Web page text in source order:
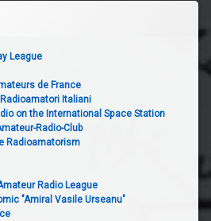
League
de France
Italiani
on the International Space Station
Radio-Club
Radioamatorism
Radio League
"Amiral Vasile Urseanu"